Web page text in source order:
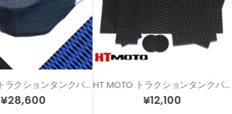
HT MOTO トラクションタンクパッド タンクフルカバータイプ
¥28,600
HT MOTO トラクションタンクパッド (40cm x 50cm)
¥12,100